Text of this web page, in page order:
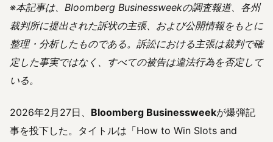
※本記事は、Bloomberg Businessweekの調査報道、各州
裁判所に提出された訴状の主張、および公開情報をもとに
整理・分析したものである。訴訟における主張は裁判で確
定した事実ではなく、すべての被告は違法行為を否定して
いる。
2026年2月27日、 Bloomberg Businessweekが爆弾記
事を投下した。タイトルは「How to Win Slots and